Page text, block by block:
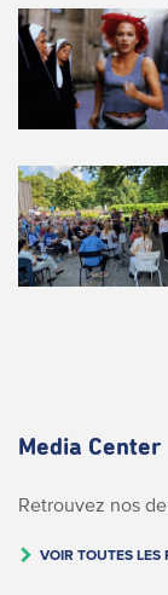
Media Center
Retrouvez nos
VOIR TOUTES LES